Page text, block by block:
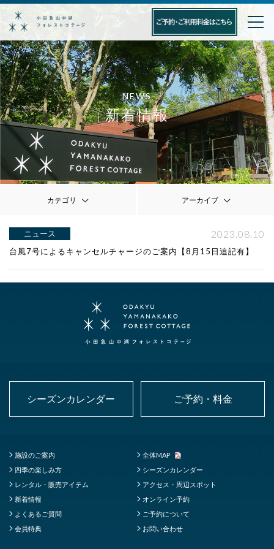
NEWS
新着情報
カテゴリ アーカイブ
ニュース 2023.08.10
台風7号によるキャンセルチャージのご案内【8月15日追記有】
シーズンカレンダー ご予約・料金
施設のご案内
全体MAP
四季の楽しみ方
シーズンカレンダー
レンタル・販売アイテム
アクセス・周辺スポット
新着情報
オンライン予約
よくあるご質問
ご予約について
会員特典
お問い合わせ